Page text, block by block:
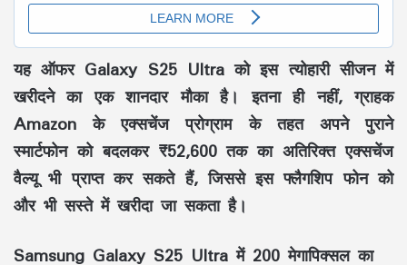
यह ऑफर Galaxy S25 Ultra को इस त्योहारी सीजन में
खरीदने का एक शानदार मौका है। इतना ही नहीं, ग्राहक
Amazon के एक्सचेंज प्रोग्राम के तहत अपने पुराने
स्मार्टफोन को बदलकर ₹52,600 तक का अतिरिक्त एक्सचेंज
वैल्यू भी प्राप्त कर सकते हैं, जिससे इस फ्लैगशिप फोन को
और भी सस्ते में खरीदा जा सकता है।
Samsung Galaxy S25 Ultra में 200 मेगापिक्सल का